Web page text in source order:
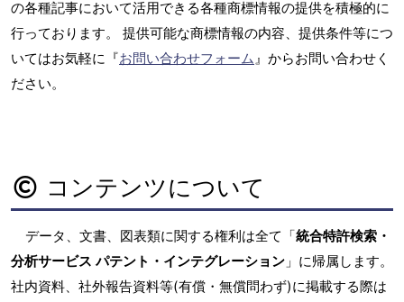
の各種記事において活用できる各種商標情報の提供を積極的に
行っております。 提供可能な商標情報の内容、提供条件等につ
いてはお気軽に『お問い合わせフォーム』からお問い合わせく
ださい。
コンテンツについて
データ、文書、図表類に関する権利は全て「統合特許検索・
分析サービス パテント・インテグレーション 」に帰属します。
社内資料、社外報告資料等(有償・無償問わず)に掲載する際は